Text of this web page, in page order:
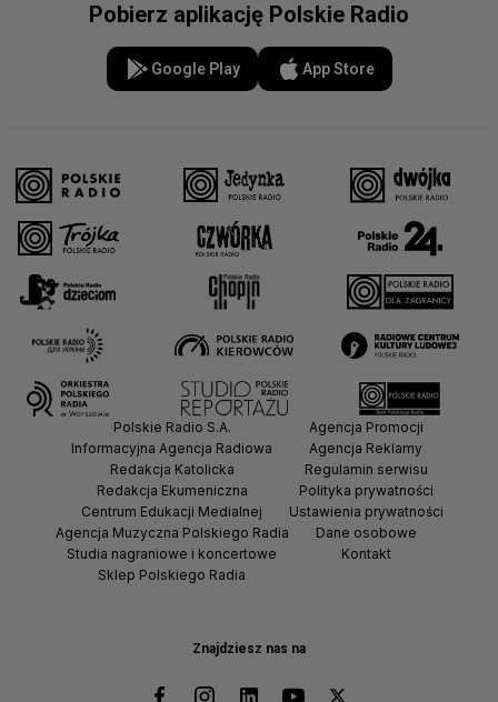
Pobierz aplikację Polskie Radio
Google Play App Store
Znajdziesz nas na
Polskie Radio S.A.
Informacyjna Agencja Radiowa
Redakcja Katolicka
Redakcja Ekumeniczna
Centrum Edukacji Medialnej
Agencja Muzyczna Polskiego Radia
Studia nagraniowe i koncertowe
Sklep Polskiego Radia
Agencja Promocji
Agencja Reklamy
Regulamin serwisu
Polityka prywatności
Ustawienia prywatności
Dane osobowe
Kontakt